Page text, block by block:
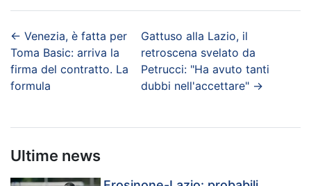
← Venezia, è fatta per
Toma Basic: arriva la
firma del contratto. La
formula
Gattuso alla Lazio, il
retroscena svelato da
Petrucci: "Ha avuto tanti
dubbi nell'accettare"→
Ultime news